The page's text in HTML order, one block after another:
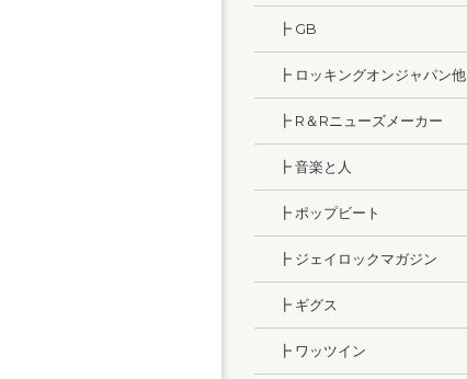
┣ GB
┣ ロッキングオンジャパン他
┣ R＆Rニューズメーカー
┣ 音楽と人
┣ ポップビート
┣ ジェイロックマガジン
┣ ギグス
┣ ワッツイン